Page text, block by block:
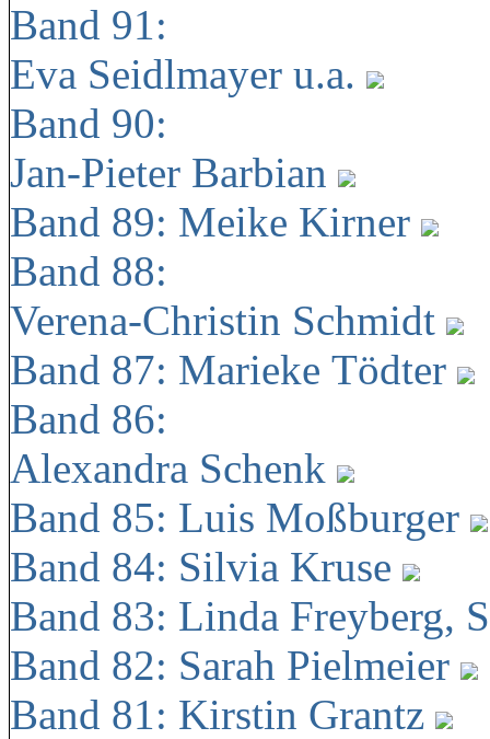
Band 91:
Eva Seidlmayer u.a.
Band 90:
Jan-Pieter Barbian
Band 89: Meike Kirner
Band 88:
Verena-Christin Schmidt
Band 87: Marieke Tödter
Band 86:
Alexandra Schenk
Band 85: Luis Moßburger
Band 84: Silvia Kruse
Band 83: Linda Freyberg,
Band 82: Sarah Pielmeier
Band 81: Kirstin Grantz